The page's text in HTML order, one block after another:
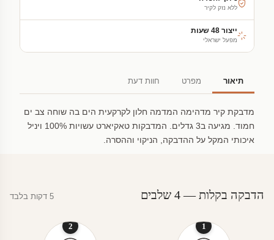
ללא נזק לקיר
ייצור 48 שעות
מפעל ישראלי
תיאור מפרט חוות דעת
מדבקת קיר מדהימה המדמה חלון לקרקעית הים בה שוחה צב ים
חמוד. מגיעה ב3 גדלים. המדבקות טאקיארט עשויות 100% ויניל
איכותי המקל על ההדבקה, הניקוי וההסרה.
הדבקה בקלות — 4 שלבים 5 דקות בלבד
1
2